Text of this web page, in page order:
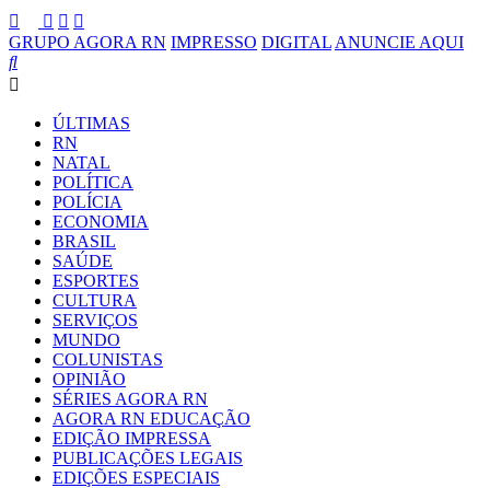
GRUPO AGORA RN IMPRESSO DIGITAL ANUNCIE AQUI
ÚLTIMAS
RN
NATAL
POLÍTICA
POLÍCIA
ECONOMIA
BRASIL
SAÚDE
ESPORTES
CULTURA
SERVIÇOS
MUNDO
COLUNISTAS
OPINIÃO
SÉRIES AGORA RN
AGORA RN EDUCAÇÃO
EDIÇÃO IMPRESSA
PUBLICAÇÕES LEGAIS
EDIÇÕES ESPECIAIS